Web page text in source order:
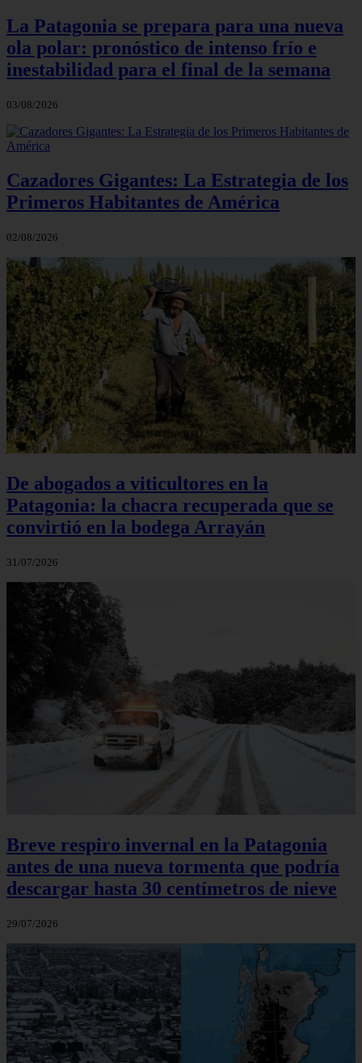
La Patagonia se prepara para una nueva
ola polar: pronóstico de intenso frío e
inestabilidad para el final de la semana
03/08/2026
Cazadores Gigantes: La Estrategia de los
Primeros Habitantes de América
02/08/2026
De abogados a viticultores en la
Patagonia: la chacra recuperada que se
convirtió en la bodega Arrayán
31/07/2026
Breve respiro invernal en la Patagonia
antes de una nueva tormenta que podría
descargar hasta 30 centímetros de nieve
29/07/2026